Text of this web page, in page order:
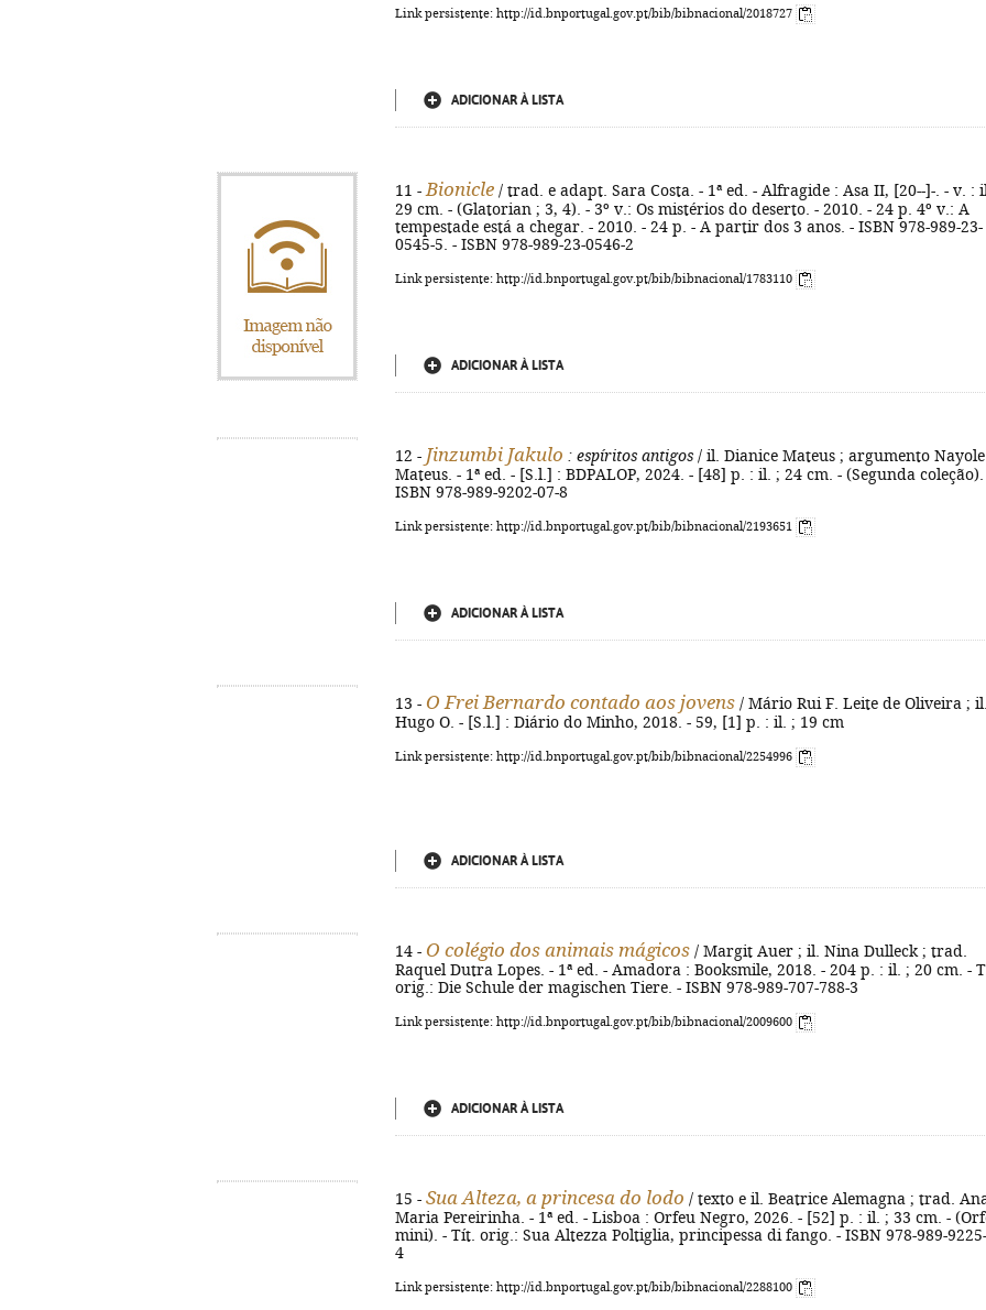
Link persistente: http://id.bnportugal.gov.pt/bib/bibnacional/2018727
ADICIONAR À LISTA
11 - Bionicle / trad. e adapt. Sara Costa. - 1ª ed. - Alfragide : Asa II, [20--]-. - v. :
29 cm. - (Glatorian ; 3, 4). - 3º v.: Os mistérios do deserto. - 2010. - 24 p. 4º v.: A
tempestade está a chegar. - 2010. - 24 p. - A partir dos 3 anos. - ISBN 978-989-23-
0545-5. - ISBN 978-989-23-0546-2
Link persistente: http://id.bnportugal.gov.pt/bib/bibnacional/1783110
ADICIONAR À LISTA
12 - Jinzumbi Jakulo : espíritos antigos / il. Dianice Mateus ; argumento Nayole
Mateus. - 1ª ed. - [S.l.] : BDPALOP, 2024. - [48] p. : il. ; 24 cm. - (Segunda coleção).
ISBN 978-989-9202-07-8
Link persistente: http://id.bnportugal.gov.pt/bib/bibnacional/2193651
ADICIONAR À LISTA
13 - O Frei Bernardo contado aos jovens / Mário Rui F. Leite de Oliveira ; il.
Hugo O. - [S.l.] : Diário do Minho, 2018. - 59, [1] p. : il. ; 19 cm
Link persistente: http://id.bnportugal.gov.pt/bib/bibnacional/2254996
ADICIONAR À LISTA
14 - O colégio dos animais mágicos / Margit Auer ; il. Nina Dulleck ; trad.
Raquel Dutra Lopes. - 1ª ed. - Amadora : Booksmile, 2018. - 204 p. : il. ; 20 cm. -
orig.: Die Schule der magischen Tiere. - ISBN 978-989-707-788-3
Link persistente: http://id.bnportugal.gov.pt/bib/bibnacional/2009600
ADICIONAR À LISTA
15 - Sua Alteza, a princesa do lodo / texto e il. Beatrice Alemagna ; trad.
Maria Pereirinha. - 1ª ed. - Lisboa : Orfeu Negro, 2026. - [52] p. : il. ; 33 cm. -
mini). - Tít. orig.: Sua Altezza Poltiglia, principessa di fango. - ISBN 978-989-
4
Link persistente: http://id.bnportugal.gov.pt/bib/bibnacional/2288100